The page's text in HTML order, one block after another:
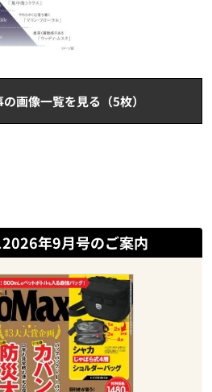
画像一覧を見る（5枚）
年9月号のご案内